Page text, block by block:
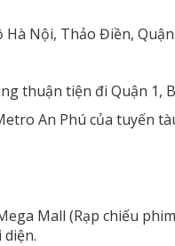
Hà Nội, Thảo Điền, Quận
thuận tiện đi Quận 1,
An Phú của tuyến
Mall (Rạp chiếu
diện.